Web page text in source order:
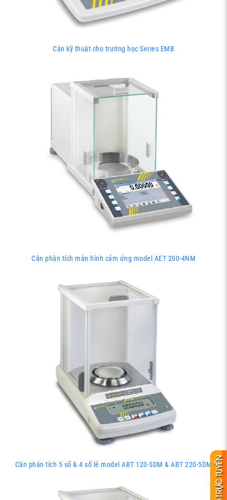
Cân kỹ thuật cho trường học Series EMB
Cân phân tích màn hình cảm ứng model AET 200-4NM
Cân phân tích 5 số & 4 số lẻ model ABT 120-5DM & ABT 220-5DM